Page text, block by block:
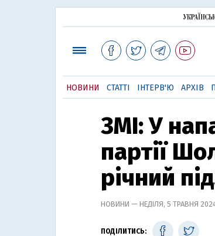
НОВИНИ СТАТТІ ІНТЕРВ'Ю АРХІВ
ЗМІ: У
партії
річний
НОВИНИ — НЕДІЛЯ, 5 ТРАВНЯ
ПОДІЛИТИСЬ: